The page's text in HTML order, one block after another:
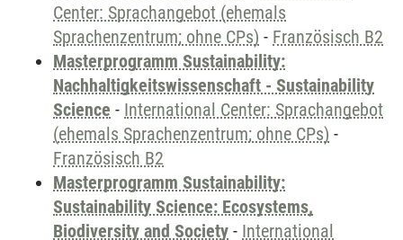
Center: Sprachangebot (ehemals
Sprachenzentrum; ohne CPs) - Französisch B2
Masterprogramm Sustainability:
Nachhaltigkeitswissenschaft - Sustainability
Science - International Center: Sprachangebot
(ehemals Sprachenzentrum; ohne CPs) -
Französisch B2
Masterprogramm Sustainability:
Sustainability Science: Ecosystems,
Biodiversity and Society - International